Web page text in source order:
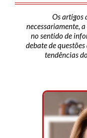
Os artigos
necessariamente,
no sentido de
debate de
tendências